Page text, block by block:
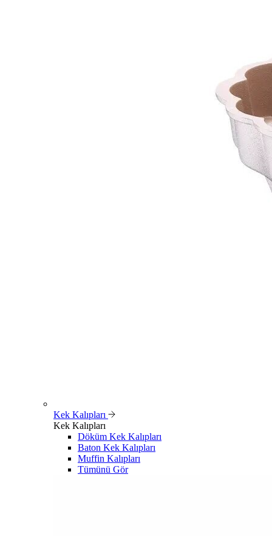
Kek Kalıpları
Kek Kalıpları
Döküm Kek Kalıpları
Baton Kek Kalıpları
Muffin Kalıpları
Tümünü Gör